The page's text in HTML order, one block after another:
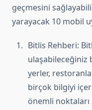
geçmesini
yarayacak 10 mobil
Bitlis Rehberi:
ulaşabileceğiniz
yerler,
birçok bilgiyi
önemli